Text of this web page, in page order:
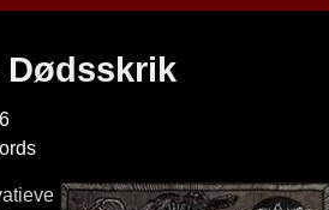
Dødsskrik